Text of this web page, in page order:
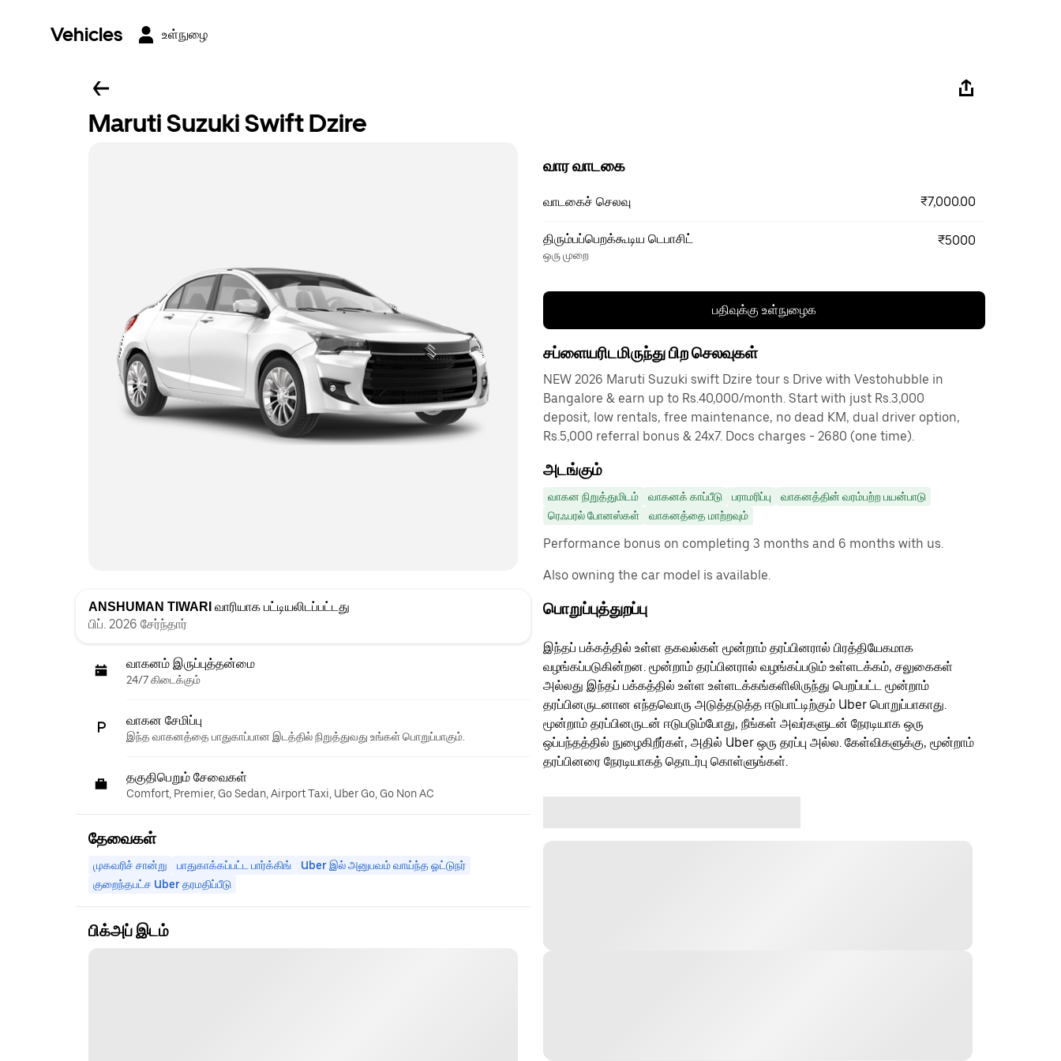
Vehicles உள்நுழை
Maruti Suzuki Swift Dzire
ANSHUMAN TIWARI வாரியாக பட்டியலிடப்பட்டது
பிப். 2026 சேர்ந்தார்
வாகனம் இருப்புத்தன்மை
24/7 கிடைக்கும்
வாகன சேமிப்பு
இந்த வாகனத்தை பாதுகாப்பான இடத்தில் நிறுத்துவது உங்கள் பொறுப்பாகும்.
தகுதிபெறும் சேவைகள்
Comfort, Premier, Go Sedan, Airport Taxi, Uber Go, Go Non AC
தேவைகள்
முகவரிச் சான்று பாதுகாக்கப்பட்ட பார்க்கிங்
Uber இல் அனுபவம் வாய்ந்த ஓட்டுநர்
குறைந்தபட்ச Uber தரமதிப்பீடு
பிக்அப் இடம்
வார வாடகை
வாடகைச் செலவு ₹7,000.00
திரும்பப்பெறக்கூடிய டெபாசிட்
ஒரு முறை
₹5000
பதிவுக்கு உள்நுழைக
சப்ளையரிடமிருந்து பிற செலவுகள்
NEW 2026 Maruti Suzuki swift Dzire tour s Drive with Vestohubble in
Bangalore & earn up to Rs.40,000/month. Start with just Rs.3,000
deposit, low rentals, free maintenance, no dead KM, dual driver option,
Rs.5,000 referral bonus & 24x7. Docs charges - 2680 (one time).
அடங்கும்
வாகன நிறுத்துமிடம் வாகனக் காப்பீடு பராமரிப்பு
வாகனத்தின் வரம்பற்ற பயன்பாடு
ரெஃபரல் போனஸ்கள்
வாகனத்தை மாற்றவும்
Performance bonus on completing 3 months and 6 months with us.
Also owning the car model is available.
பொறுப்புத்துறப்பு
இந்தப் பக்கத்தில் உள்ள தகவல்கள் மூன்றாம் தரப்பினரால் பிரத்தியேகமாக
வழங்கப்படுகின்றன. மூன்றாம் தரப்பினரால் வழங்கப்படும் உள்ளடக்கம், சலுகைகள்
அல்லது இந்தப் பக்கத்தில் உள்ள உள்ளடக்கங்களிலிருந்து பெறப்பட்ட மூன்றாம்
தரப்பினருடனான எந்தவொரு அடுத்தடுத்த ஈடுபாட்டிற்கும் Uber பொறுப்பாகாது.
மூன்றாம் தரப்பினருடன் ஈடுபடும்போது, நீங்கள் அவர்களுடன் நேரடியாக ஒரு
ஒப்பந்தத்தில் நுழைகிறீர்கள், அதில் Uber ஒரு தரப்பு அல்ல. கேள்விகளுக்கு, மூன்றாம்
தரப்பினரை நேரடியாகத் தொடர்பு கொள்ளுங்கள்.